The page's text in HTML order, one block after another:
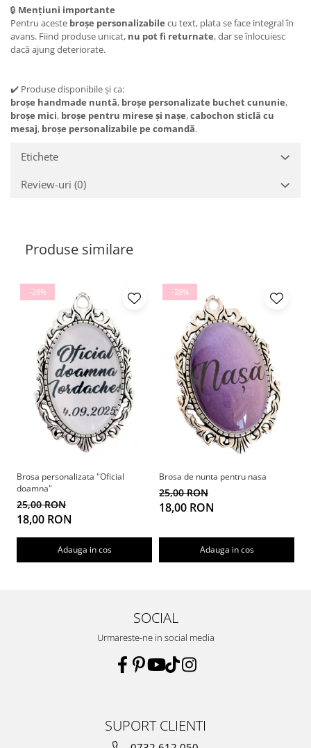
🔒 Mențiuni importante
Pentru aceste broșe personalizabile cu text, plata se face integral în
avans. Fiind produse unicat, nu pot fi returnate, dar se înlocuiesc
dacă ajung deteriorate.
✔️ Produse disponibile și ca:
broșe handmade nuntă, broșe personalizate buchet cununie,
broșe mici, broșe pentru mirese și nașe,cabochon sticlă cu
mesaj, broșe personalizabile pe comandă.
Etichete
Review-uri (0)
Produse similare
-28%
Brosa personalizata "Oficial
doamna"
25,00 RON
18,00 RON
Adauga in cos
-28%
Brosa de nunta pentru nasa
25,00 RON
18,00 RON
Adauga in cos
SOCIAL
Urmareste-ne in social media
SUPORT CLIENTI